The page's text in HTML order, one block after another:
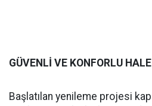
GÜVENLİ VE KONFORLU
Başlatılan yenileme projesi